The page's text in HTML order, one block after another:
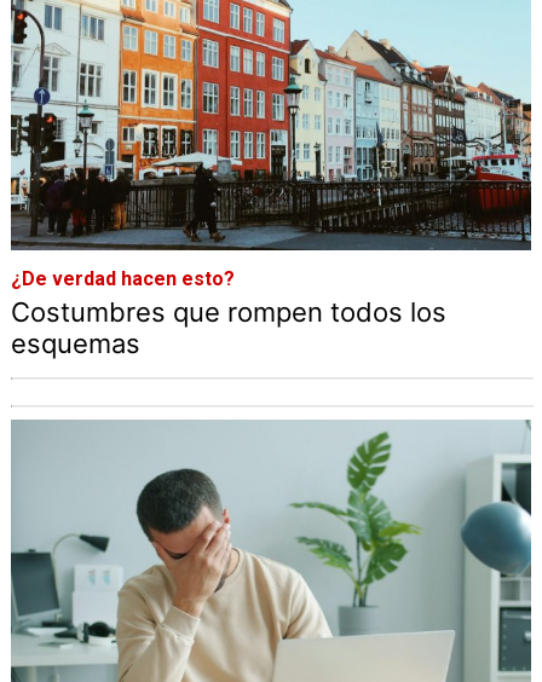
¿De verdad hacen esto?
Costumbres que rompen todos los
esquemas